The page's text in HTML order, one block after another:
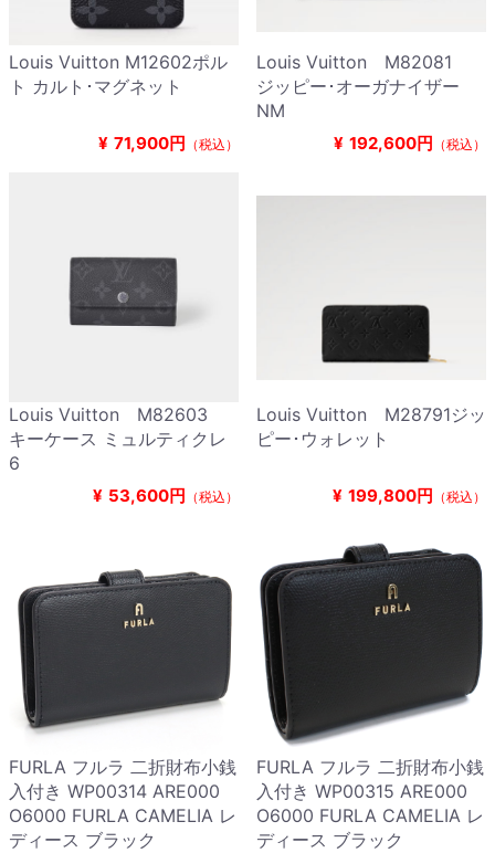
Louis Vuitton M12602ポル
ト カルト･マグネット
¥ 71,900円 （税込）
Louis Vuitton M82081
ジッピー･オーガナイザー
NM
¥ 192,600円 （税込）
Louis Vuitton M82603
キーケース ミュルティクレ
6
¥ 53,600円 （税込）
Louis Vuitton M28791ジッ
ピー･ウォレット
¥ 199,800円 （税込）
FURLA フルラ 二折財布小銭
入付き WP00314 ARE000
O6000 FURLA CAMELIA レ
ディース ブラック
FURLA フルラ 二折財布小銭
入付き WP00315 ARE000
O6000 FURLA CAMELIA レ
ディース ブラック